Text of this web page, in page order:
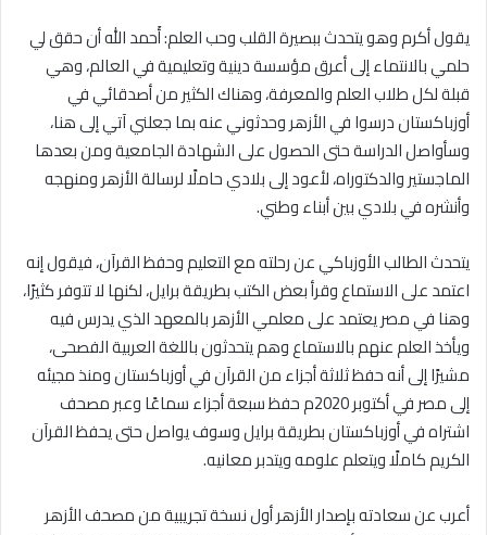
يقول أكرم وهو يتحدث ببصيرة القلب وحب العلم: أَحمد الله أن حقق لي
حلمي بالانتماء إلى أعرق مؤسسة دينية وتعليمية في العالم، وهي
قبلة لكل طلاب العلم والمعرفة، وهناك الكثير من أصدقائي في
أوزباكستان درسوا في الأزهر وحدثوني عنه بما جعلني آتي إلى هنا،
وسأواصل الدراسة حتى الحصول على الشهادة الجامعية ومن بعدها
الماجستير والدكتوراه، لأعود إلى بلادي حاملًا لرسالة الأزهر ومنهجه
وأنشره في بلادي بين أبناء وطني.
يتحدث الطالب الأوزباكي عن رحلته مع التعليم وحفظ القرآن، فيقول إنه
اعتمد على الاستماع وقرأ بعض الكتب بطريقة برايل، لكنها لا تتوفر كثيرًا،
وهنا في مصر يعتمد على معلمي الأزهر بالمعهد الذي يدرس فيه
ويأخذ العلم عنهم بالاستماع وهم يتحدثون باللغة العربية الفصحى،
مشيرًا إلى أنه حفظ ثلاثة أجزاء من القرآن في أوزباكستان ومنذ مجيئه
إلى مصر في أكتوبر 2020م حفظ سبعة أجزاء سماعًا وعبر مصحف
اشتراه في أوزباكستان بطريقة برايل وسوف يواصل حتى يحفظ القرآن
الكريم كاملًا ويتعلم علومه ويتدبر معانيه.
أعرب عن سعادته بإصدار الأزهر أول نسخة تجريبية من مصحف الأزهر